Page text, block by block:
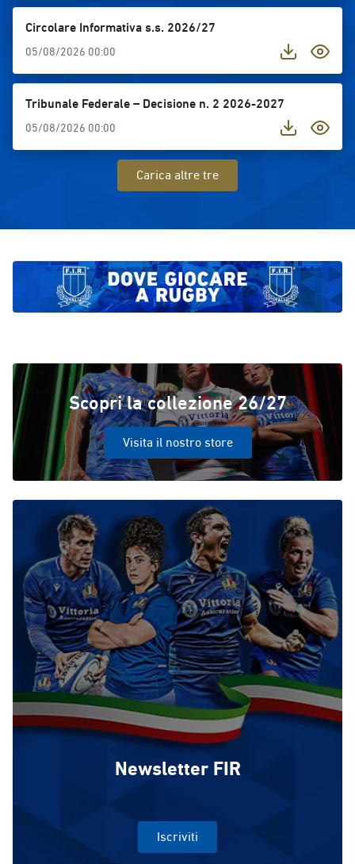
crescita
maschile1.⁠
(Portogallo)2.⁠
Catalogna
⁠Università di
femminile1.⁠
(Francia)3.⁠
(Spagna)4.⁠
(Austria)5.⁠
Circolare Informativa s.s. 2026/27
05/08/2026 00:00
Tribunale Federale – Decisione n. 2 2026-2027
05/08/2026 00:00
Carica altre tre
Scopri la collezione 26/27
Visita il nostro store
Newsletter FIR
Iscriviti